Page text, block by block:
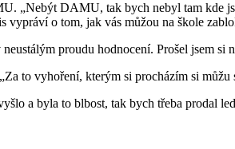
„Nebýt DAMU, tak bych nebyl tam kde
vypráví o tom, jak vás můžou na škole
proudu hodnocení. Prošel jsem si
to vyhoření, kterým si procházím si
a byla to blbost, tak bych třeba prodal